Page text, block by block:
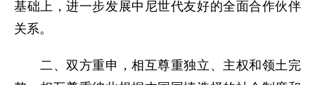
基础上，进一步发展中尼世代友好的全面合作伙伴
关系。
二、双方重申，相互尊重独立、主权和领土完